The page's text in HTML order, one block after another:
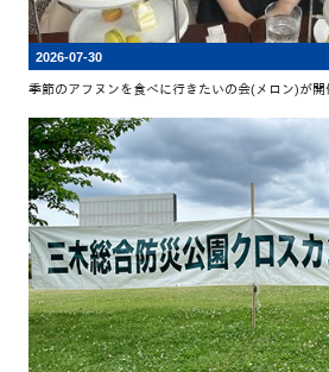
2026-07-30
季節のアフヌンを食べに行きたいの会(メロン)が開